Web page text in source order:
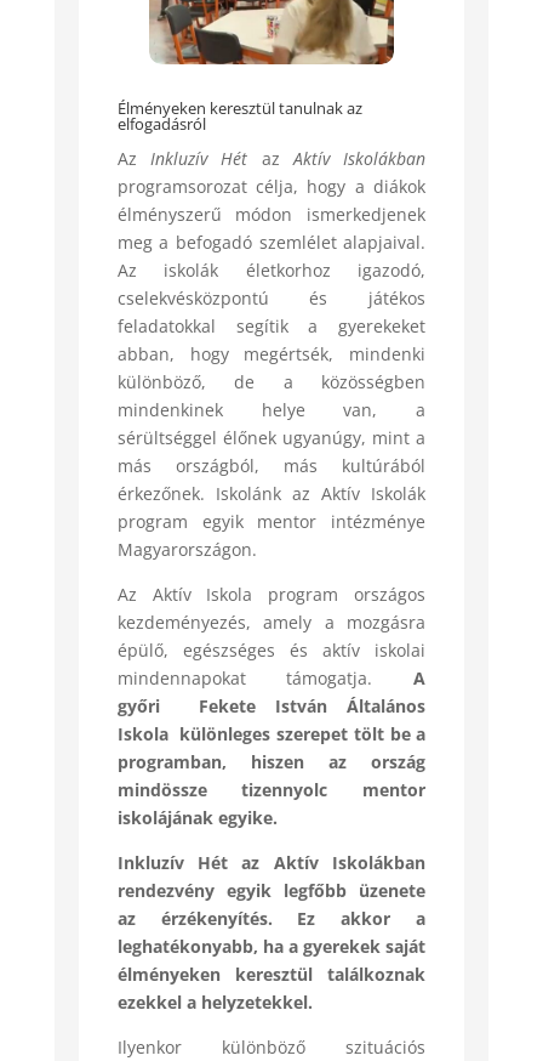
Élményeken keresztül tanulnak az
elfogadásról
Az Inkluzív Hét azAktív Iskolákban
programsorozat célja, hogy a diákok
élményszerű módon ismerkedjenek
meg a befogadó szemlélet alapjaival.
Az iskolák életkorhoz igazodó,
cselekvésközpontú és játékos
feladatokkal segítik a gyerekeket
abban, hogy megértsék, mindenki
különböző, de a közösségben
mindenkinek helye van, a
sérültséggel élőnek ugyanúgy, mint a
más országból, más kultúrából
érkezőnek. Iskolánk az Aktív Iskolák
program egyik mentor intézménye
Magyarországon.
Az Aktív Iskola program országos
kezdeményezés, amely a mozgásra
épülő, egészséges és aktív iskolai
mindennapokat támogatja.
A
győri Fekete István Általános
Iskola különleges szerepet tölt be a
programban, hiszen az ország
mindössze tizennyolc mentor
iskolájának egyike.
Inkluzív Hét az Aktív Iskolákban
rendezvény egyik legfőbb üzenete
az érzékenyítés. Ez akkor a
leghatékonyabb, ha a gyerekek saját
élményeken keresztül találkoznak
ezekkel a helyzetekkel.
Ilyenkor különböző szituációs